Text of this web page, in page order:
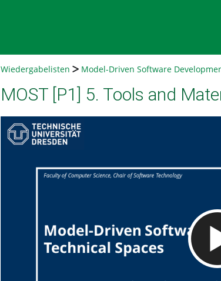
Wiedergabelisten Model-Driven Software
MOST [P1] 5. Tools and